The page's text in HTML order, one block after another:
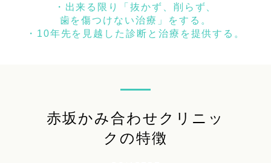
・出来る限り「抜かず、削らず、
歯を傷つけない治療」をする。
・10年先を見越した診断と治療を提供する。
赤坂かみ合わせクリニッ
クの特徴